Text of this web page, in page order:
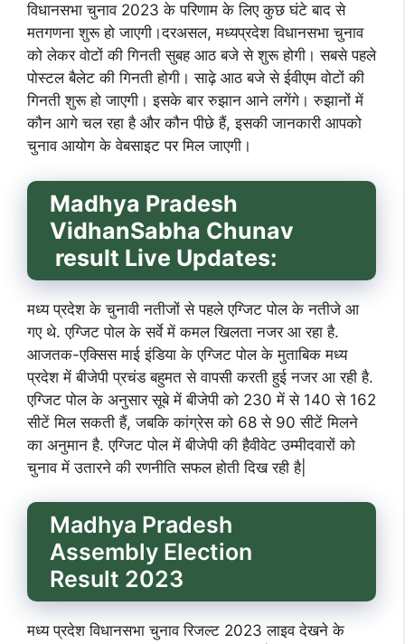
विधानसभा चुनाव 2023 के परिणाम के लिए कुछ घंटे बाद से
मतगणना शुरू हो जाएगी।दरअसल, मध्यप्रदेश विधानसभा चुनाव
को लेकर वोटों की गिनती सुबह आठ बजे से शुरू होगी। सबसे पहले
पोस्टल बैलेट की गिनती होगी। साढ़े आठ बजे से ईवीएम वोटों की
गिनती शुरू हो जाएगी। इसके बार रुझान आने लगेंगे। रुझानों में
कौन आगे चल रहा है और कौन पीछे हैं, इसकी जानकारी आपको
चुनाव आयोग के वेबसाइट पर मिल जाएगी।
Madhya Pradesh
VidhanSabha Chunav
result Live Updates:
मध्य प्रदेश के चुनावी नतीजों से पहले एग्जिट पोल के नतीजे आ
गए थे. एग्जिट पोल के सर्वे में कमल खिलता नजर आ रहा है.
आजतक-एक्सिस माई इंडिया के एग्जिट पोल के मुताबिक मध्य
प्रदेश में बीजेपी प्रचंड बहुमत से वापसी करती हुई नजर आ रही है.
एग्जिट पोल के अनुसार सूबे में बीजेपी को 230 में से 140 से 162
सीटें मिल सकती हैं, जबकि कांग्रेस को 68 से 90 सीटें मिलने
का अनुमान है. एग्जिट पोल में बीजेपी की हैवीवेट उम्मीदवारों को
चुनाव में उतारने की रणनीति सफल होती दिख रही है|
Madhya Pradesh
Assembly Election
Result 2023
मध्य प्रदेश विधानसभा चुनाव रिजल्ट 2023 लाइव देखने के